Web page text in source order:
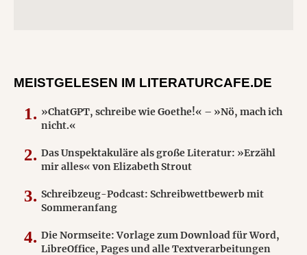
MEISTGELESEN IM LITERATURCAFE.DE
»ChatGPT, schreibe wie Goethe!« – »Nö, mach ich
nicht.«
Das Unspektakuläre als große Literatur: »Erzähl
mir alles« von Elizabeth Strout
Schreibzeug-Podcast: Schreibwettbewerb mit
Sommeranfang
Die Normseite: Vorlage zum Download für Word,
LibreOffice, Pages und alle Textverarbeitungen